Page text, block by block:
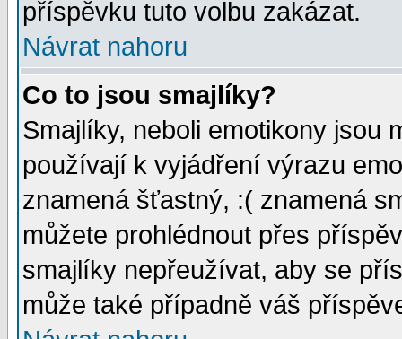
příspěvku tuto volbu zakázat.
Návrat nahoru
Co to jsou smajlíky?
Smajlíky, neboli emotikony jsou
používají k vyjádření výrazu
znamená šťastný, :( znamená
můžete prohlédnout přes
smajlíky nepřeužívat, aby se
může také případně váš